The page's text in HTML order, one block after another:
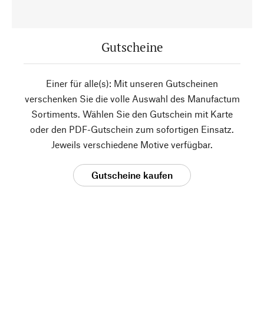
Gutscheine
Einer für alle(s): Mit unseren Gutscheinen
verschenken Sie die volle Auswahl des Manufactum
Sortiments. Wählen Sie den Gutschein mit Karte
oder den PDF-Gutschein zum sofortigen Einsatz.
Jeweils verschiedene Motive verfügbar.
Gutscheine kaufen